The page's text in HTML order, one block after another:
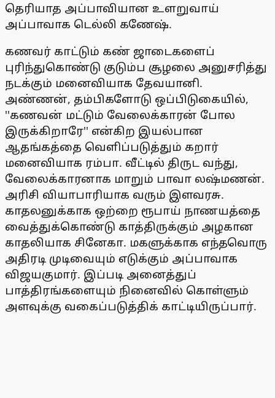
தெரியாத அப்பாவியான உளறுவாய்
அப்பாவாக டெல்லி கணேஷ்.
கணவர் காட்டும் கண் ஜாடைகளைப்
புரிந்துகொண்டு குடும்ப சூழலை அனுசரித்து
நடக்கும் மனைவியாக தேவயானி.
அண்ணன், தம்பிகளோடு ஒப்பிடுகையில்,
''கணவன் மட்டும் வேலைக்காரன் போல
இருக்கிறாரே'' என்கிற இயல்பான
ஆதங்கத்தை வெளிப்படுத்தும் கறார்
மனைவியாக ரம்பா. வீட்டில் திருட வந்து,
வேலைக்காரனாக மாறும் பாவா லஷ்மணன்.
அரிசி வியாபாரியாக வரும் இளவரசு.
காதலனுக்காக ஒற்றை ரூபாய் நாணயத்தை
வைத்துக்கொண்டு காத்திருக்கும் அழகான
காதலியாக சினேகா. மகளுக்காக எந்தவொரு
அதிரடி முடிவையும் எடுக்கும் அப்பாவாக
விஜயகுமார். இப்படி அனைத்துப்
பாத்திரங்களையும் நினைவில் கொள்ளும்
அளவுக்கு வகைப்படுத்திக் காட்டியிருப்பார்.